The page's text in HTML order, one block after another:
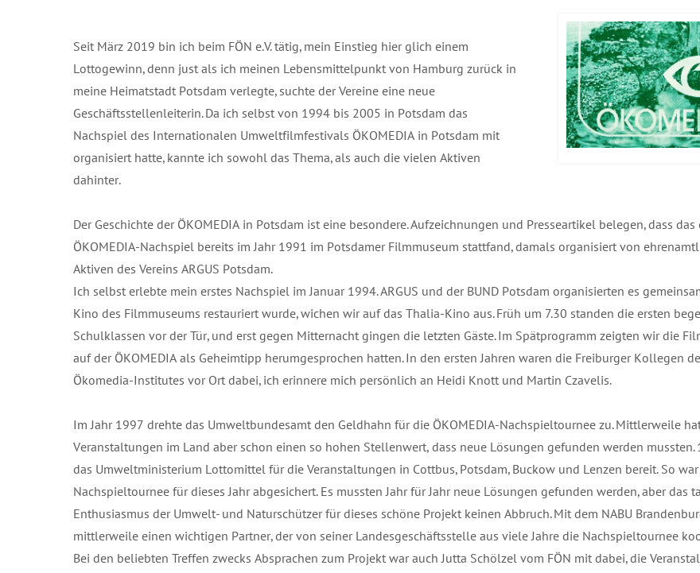
Seit März 2019 bin ich beim FÖN e.V. tätig, mein Einstieg hier glich einem
Lottogewinn, denn just als ich meinen Lebensmittelpunkt von Hamburg zurück in
meine Heimatstadt Potsdam verlegte, suchte der Vereine eine neue
Geschäftsstellenleiterin. Da ich selbst von 1994 bis 2005 in Potsdam das
Nachspiel des Internationalen Umweltfilmfestivals ÖKOMEDIA in Potsdam mit
organisiert hatte, kannte ich sowohl das Thema, als auch die vielen Aktiven
dahinter.
Der Geschichte der ÖKOMEDIA in Potsdam ist eine besondere. Aufzeichnungen und Presseartikel belegen, dass das
ÖKOMEDIA-Nachspiel bereits im Jahr 1991 im Potsdamer Filmmuseum stattfand, damals organisiert von
Aktiven des Vereins ARGUS Potsdam.
Ich selbst erlebte mein erstes Nachspiel im Januar 1994. ARGUS und der BUND Potsdam organisierten es
Kino des Filmmuseums restauriert wurde, wichen wir auf das Thalia-Kino aus. Früh um 7.30 standen die ersten
Schulklassen vor der Tür, und erst gegen Mitternacht gingen die letzten Gäste. Im Spätprogramm zeigten wir die
auf der ÖKOMEDIA als Geheimtipp herumgesprochen hatten. In den ersten Jahren waren die Freiburger Kollegen
Ökomedia-Institutes vor Ort dabei, ich erinnere mich persönlich an Heidi Knott und Martin Czavelis.
Im Jahr 1997 drehte das Umweltbundesamt den Geldhahn für die ÖKOMEDIA-Nachspieltournee zu. Mittlerweile
Veranstaltungen im Land aber schon einen so hohen Stellenwert, dass neue Lösungen gefunden werden
das Umweltministerium Lottomittel für die Veranstaltungen in Cottbus, Potsdam, Buckow und Lenzen bereit. So
Nachspieltournee für dieses Jahr abgesichert. Es mussten Jahr für Jahr neue Lösungen gefunden werden, aber das
Enthusiasmus der Umwelt- und Naturschützer für dieses schöne Projekt keinen Abbruch. Mit dem NABU
mittlerweile einen wichtigen Partner, der von seiner Landesgeschäftsstelle aus viele Jahre die Nachspieltournee
Bei den beliebten Treffen zwecks Absprachen zum Projekt war auch Jutta Schölzel vom FÖN mit dabei, die